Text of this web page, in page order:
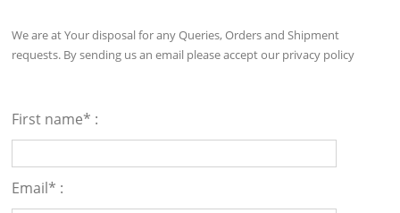
We are at Your disposal for any Queries, Orders and Shipment
requests. By sending us an email please accept our privacy policy
First name* :
Email* :